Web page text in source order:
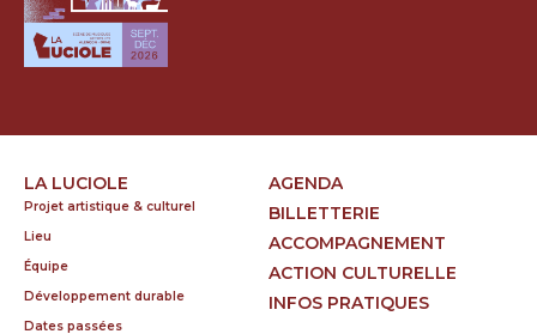
LA LUCIOLE
Projet artistique & culturel
Lieu
Équipe
Développement durable
Dates passées
AGENDA
BILLETTERIE
ACCOMPAGNEMENT
ACTION CULTURELLE
INFOS PRATIQUES